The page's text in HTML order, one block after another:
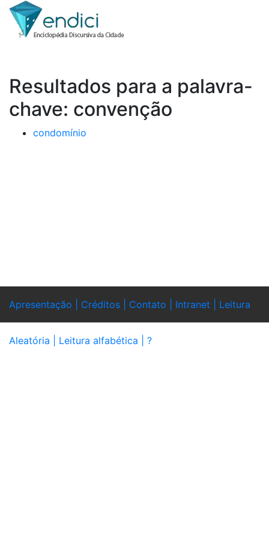
Resultados para a palavra-
chave: convenção
condomínio
Apresentação | Créditos | Contato | Intranet | Leitura
Aleatória | Leitura alfabética | ?